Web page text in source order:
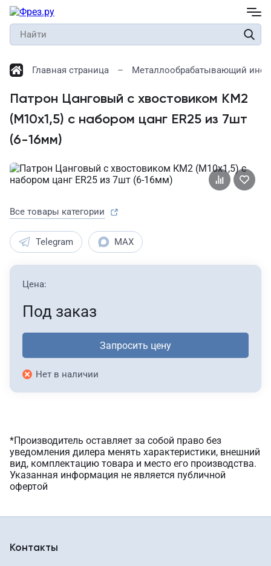
Главная страница Металлообрабатывающий
Патрон Цанговый с хвостовиком КМ2
(М10х1,5) с набором цанг ER25 из 7шт
(6-16мм)
Все товары категории
Telegram MAX
Цена:
Под заказ
Запросить цену
Нет в наличии
*Производитель оставляет за собой право без
уведомления дилера менять характеристики, внешний
вид, комплектацию товара и место его производства.
Указанная информация не является публичной
офертой
Контакты